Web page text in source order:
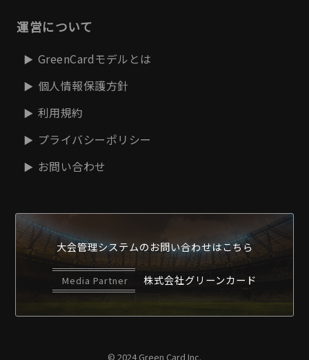
運営について
GreenCardモデルとは
個人情報保護方針
利用規約
プライバシーポリシー
お問い合わせ
大会管理システムのお問い合わせはこちら
Media Partner 株式会社グリーンカード
© 2024 Green Card Inc.